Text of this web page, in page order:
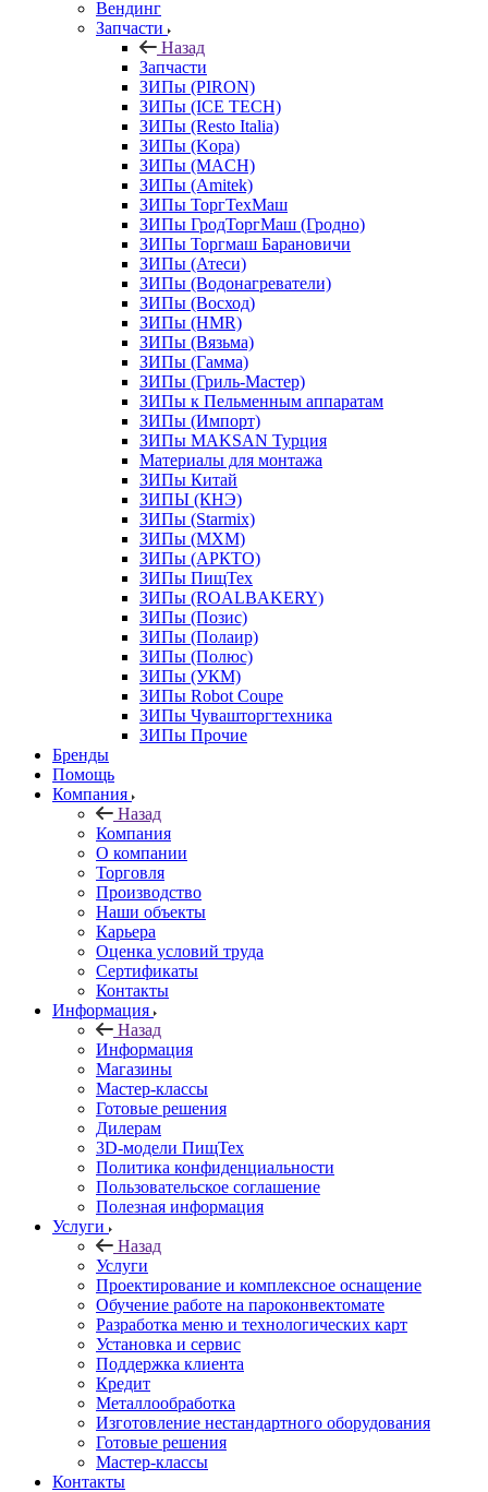
Вендинг
Запчасти
Назад
Запчасти
ЗИПы (PIRON)
ЗИПы (ICE TECH)
ЗИПы (Resto Italia)
ЗИПы (Kopa)
ЗИПы (MACH)
ЗИПы (Amitek)
ЗИПы ТоргТехМаш
ЗИПы ГродТоргМаш (Гродно)
ЗИПы Торгмаш Барановичи
ЗИПы (Атеси)
ЗИПы (Водонагреватели)
ЗИПы (Восход)
ЗИПы (HMR)
ЗИПы (Вязьма)
ЗИПы (Гамма)
ЗИПы (Гриль-Мастер)
ЗИПы к Пельменным аппаратам
ЗИПы (Импорт)
ЗИПы MAKSAN Турция
Материалы для монтажа
ЗИПы Китай
ЗИПЫ (КНЭ)
ЗИПы (Starmix)
ЗИПы (МХМ)
ЗИПы (АРКТО)
ЗИПы ПищТех
ЗИПы (ROALBAKERY)
ЗИПы (Позис)
ЗИПы (Полаир)
ЗИПы (Полюс)
ЗИПы (УКМ)
ЗИПы Robot Coupe
ЗИПы Чувашторгтехника
ЗИПы Прочие
Бренды
Помощь
Компания
Назад
Компания
О компании
Торговля
Производство
Наши объекты
Карьера
Оценка условий труда
Сертификаты
Контакты
Информация
Назад
Информация
Магазины
Мастер-классы
Готовые решения
Дилерам
3D-модели ПищТех
Политика конфиденциальности
Пользовательское соглашение
Полезная информация
Услуги
Назад
Услуги
Проектирование и комплексное оснащение
Обучение работе на пароконвектомате
Разработка меню и технологических карт
Установка и сервис
Поддержка клиента
Кредит
Металлообработка
Изготовление нестандартного оборудования
Готовые решения
Мастер-классы
Контакты